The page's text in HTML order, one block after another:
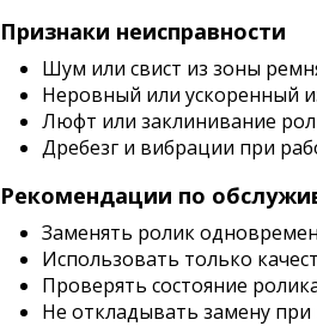
Признаки неисправности
Шум или свист из зоны
Неровный или ускоренный
Люфт или заклинивание
Дребезг и вибрации при
Рекомендации по
Заменять ролик
Использовать только
Проверять состояние
Не откладывать замену при